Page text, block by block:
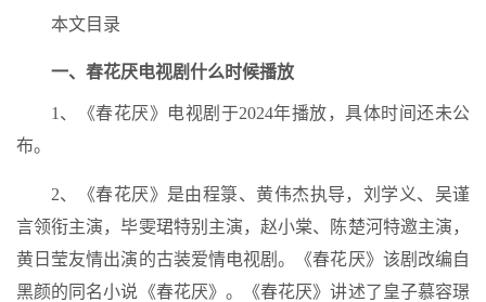
本文目录
一、春花厌电视剧什么时候播放
1、《春花厌》电视剧于2024年播放，具体时间还未公
布。
2、《春花厌》是由程箓、黄伟杰执导，刘学义、吴谨
言领衔主演，毕雯珺特别主演，赵小棠、陈楚河特邀主演，
黄日莹友情出演的古装爱情电视剧。《春花厌》该剧改编自
黑颜的同名小说《春花厌》。《春花厌》讲述了皇子慕容璟